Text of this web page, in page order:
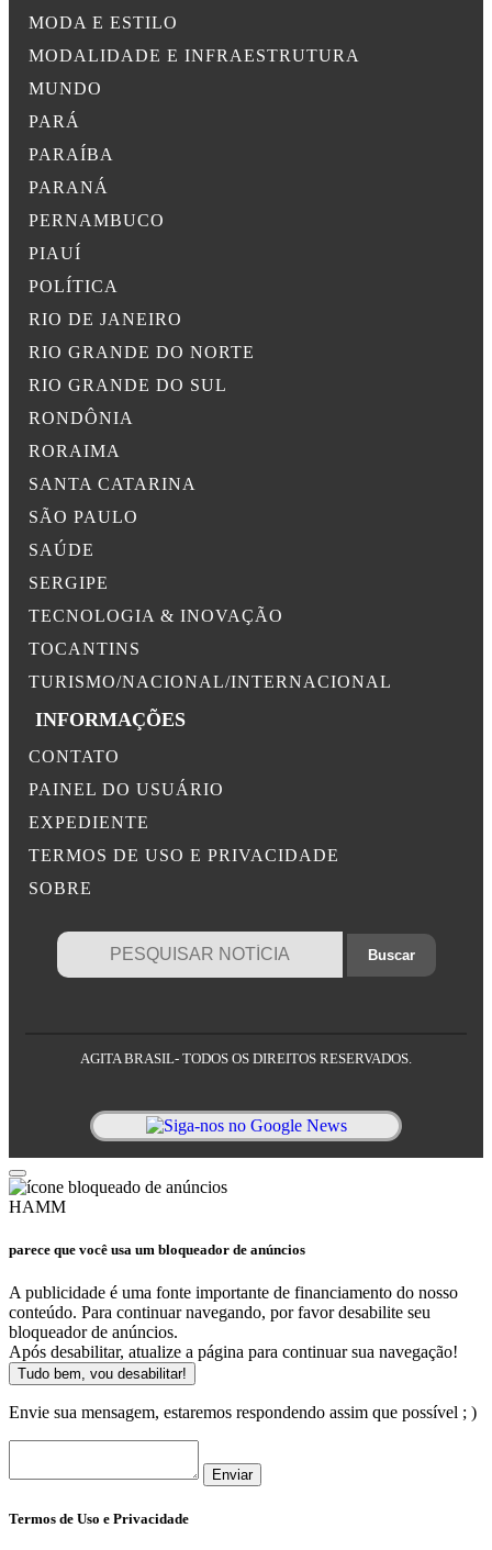
MODA E ESTILO
MODALIDADE E INFRAESTRUTURA
MUNDO
PARÁ
PARAÍBA
PARANÁ
PERNAMBUCO
PIAUÍ
POLÍTICA
RIO DE JANEIRO
RIO GRANDE DO NORTE
RIO GRANDE DO SUL
RONDÔNIA
RORAIMA
SANTA CATARINA
SÃO PAULO
SAÚDE
SERGIPE
TECNOLOGIA & INOVAÇÃO
TOCANTINS
TURISMO/NACIONAL/INTERNACIONAL
INFORMAÇÕES
CONTATO
PAINEL DO USUÁRIO
EXPEDIENTE
TERMOS DE USO E PRIVACIDADE
SOBRE
AGITA BRASIL- TODOS OS DIREITOS RESERVADOS.
HAMM
parece que você usa um bloqueador de anúncios
A publicidade é uma fonte importante de financiamento do nosso
conteúdo. Para continuar navegando, por favor desabilite seu
bloqueador de anúncios.
Após desabilitar, atualize a página para continuar sua navegação!
Tudo bem, vou desabilitar!
Envie sua mensagem, estaremos respondendo assim que possível ; )
Enviar
Termos de Uso e Privacidade